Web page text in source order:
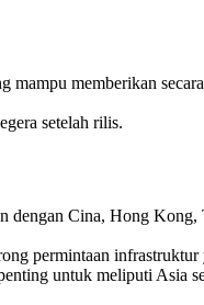
memberikan
setelah rilis.
Cina, Hong
permintaan
untuk meliputi Asia